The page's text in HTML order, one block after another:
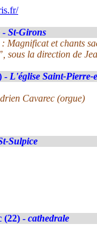
- St-Girons
Magnificat et chants
sous la direction de
- L'église Saint-Pierre-
Cavarec (orgue)
Sulpice
(22) - cathedrale